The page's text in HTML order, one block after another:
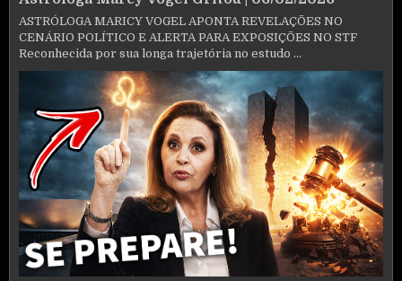
ASTRÓLOGA MARICY VOGEL APONTA REVELAÇÕES NO
CENÁRIO POLÍTICO E ALERTA PARA EXPOSIÇÕES NO STF
Reconhecida por sua longa trajetória no estudo ...